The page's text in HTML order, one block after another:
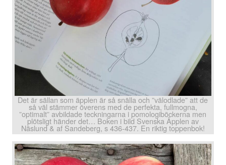
Det är sällan som äpplen är så snälla och ”välodlade” att de
så väl stämmer överens med de perfekta, fullmogna,
”optimalt” avbildade teckningarna i pomologiböckerna men
plötsligt händer det… Boken i bild Svenska Äpplen av
Näslund & af Sandeberg, s 436-437. En riktig toppenbok!